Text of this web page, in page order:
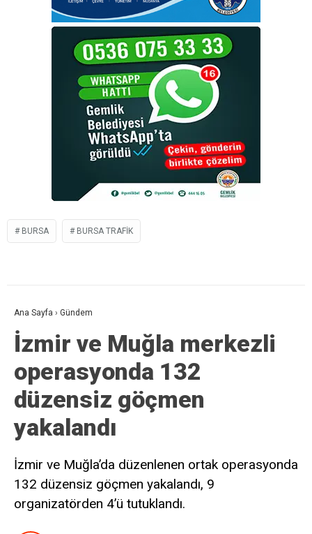
BURSA BURSA TRAFIK
Ana Sayfa › Gündem
İzmir ve Muğla merkezli
operasyonda 132
düzensiz göçmen
yakalandı
İzmir ve Muğla’da düzenlenen ortak operasyonda
132 düzensiz göçmen yakalandı, 9
organizatörden 4’ü tutuklandı.